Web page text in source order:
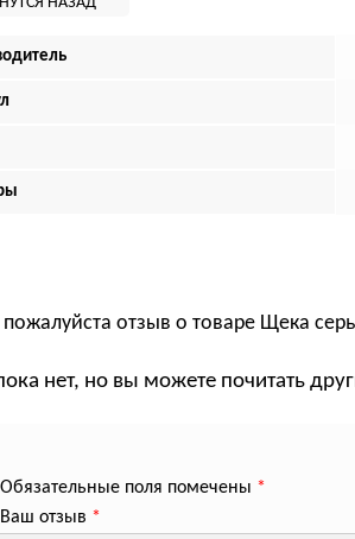
пожалуйста отзыв о товаре Щека
нет, но вы можете почитать
Обязательные поля помечены *
Ваш отзыв *